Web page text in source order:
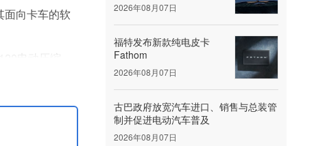
面向卡车的软
电动压缩
2026年08月07日
福特发布新款纯电皮卡
Fathom
2026年08月07日
古巴政府放宽汽车进口、销售与总装管
制并促进电动汽车普及
2026年08月07日